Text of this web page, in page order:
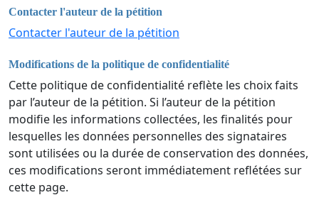
Contacter l'auteur de la pétition
Contacter l'auteur de la pétition
Modifications de la politique de confidentialité
Cette politique de confidentialité reflète les choix faits
par l’auteur de la pétition. Si l’auteur de la pétition
modifie les informations collectées, les finalités pour
lesquelles les données personnelles des signataires
sont utilisées ou la durée de conservation des données,
ces modifications seront immédiatement reflétées sur
cette page.